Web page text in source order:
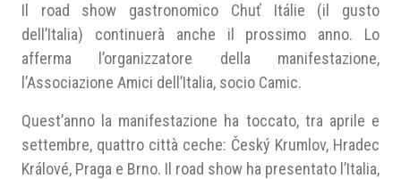
Progetti
Area riservata
Il road show gastronomico Chuť Itálie (il gusto
dell’Italia) continuerà anche il prossimo anno. Lo
afferma l’organizzatore della manifestazione,
l’Associazione Amici dell’Italia, socio Camic.
Quest’anno la manifestazione ha toccato, tra aprile e
settembre, quattro città ceche: Český Krumlov, Hradec
Králové, Praga e Brno. Il road show ha presentato l’Italia,